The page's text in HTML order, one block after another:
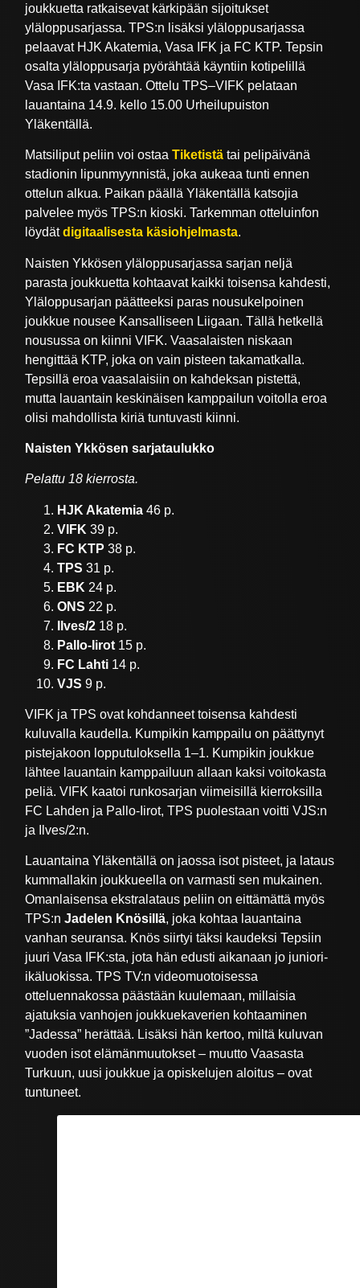
joukkuetta ratkaisevat kärkipään sijoitukset
yläloppusarjassa. TPS:n lisäksi yläloppusarjassa
pelaavat HJK Akatemia, Vasa IFK ja FC KTP. Tepsin
osalta yläloppusarja pyörähtää käyntiin kotipelillä
Vasa IFK:ta vastaan. Ottelu TPS–VIFK pelataan
lauantaina 14.9. kello 15.00 Urheilupuiston
Yläkentällä.
Matsiliput peliin voi ostaaTiketistä tai pelipäivänä
stadionin lipunmyynnistä, joka aukeaa tunti ennen
ottelun alkua. Paikan päällä Yläkentällä katsojia
palvelee myös TPS:n kioski. Tarkemman otteluinfon
löydätdigitaalisesta käsiohjelmasta.
Naisten Ykkösen yläloppusarjassa sarjan neljä
parasta joukkuetta kohtaavat kaikki toisensa kahdesti,
Yläloppusarjan päätteeksi paras nousukelpoinen
joukkue nousee Kansalliseen Liigaan. Tällä hetkellä
nousussa on kiinni VIFK. Vaasalaisten niskaan
hengittää KTP, joka on vain pisteen takamatkalla.
Tepsillä eroa vaasalaisiin on kahdeksan pistettä,
mutta lauantain keskinäisen kamppailun voitolla eroa
olisi mahdollista kiriä tuntuvasti kiinni.
Naisten Ykkösen sarjataulukko
Pelattu 18 kierrosta.
HJK Akatemia 46 p.
VIFK 39 p.
FC KTP 38 p.
TPS 31 p.
EBK 24 p.
ONS 22 p.
Ilves/2 18 p.
Pallo-Iirot 15 p.
FC Lahti 14 p.
VJS 9 p.
VIFK ja TPS ovat kohdanneet toisensa kahdesti
kuluvalla kaudella. Kumpikin kamppailu on päättynyt
pistejakoon lopputuloksella 1–1. Kumpikin joukkue
lähtee lauantain kamppailuun allaan kaksi voitokasta
peliä. VIFK kaatoi runkosarjan viimeisillä kierroksilla
FC Lahden ja Pallo-Iirot, TPS puolestaan voitti VJS:n
ja Ilves/2:n.
Lauantaina Yläkentällä on jaossa isot pisteet, ja lataus
kummallakin joukkueella on varmasti sen mukainen.
Omanlaisensa ekstralataus peliin on eittämättä myös
TPS:nJadelen Knösillä, joka kohtaa lauantaina
vanhan seuransa. Knös siirtyi täksi kaudeksi Tepsiin
juuri Vasa IFK:sta, jota hän edusti aikanaan jo juniori-
ikäluokissa. TPS TV:n videomuotoisessa
otteluennakossa päästään kuulemaan, millaisia
ajatuksia vanhojen joukkuekaverien kohtaaminen
”Jadessa” herättää. Lisäksi hän kertoo, miltä kuluvan
vuoden isot elämänmuutokset – muutto Vaasasta
Turkuun, uusi joukkue ja opiskelujen aloitus – ovat
tuntuneet.